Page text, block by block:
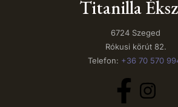
Titanilla
6724 Szeged
Rókusi körút 82.
Telefon: +36 70 570